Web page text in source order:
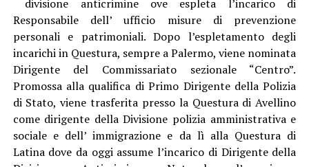
divisione anticrimine ove espleta l’incarico di
Responsabile dell’ ufficio misure di prevenzione
personali e patrimoniali. Dopo l’espletamento degli
incarichi in Questura, sempre a Palermo, viene nominata
Dirigente del Commissariato sezionale “Centro”.
Promossa alla qualifica di Primo Dirigente della Polizia
di Stato, viene trasferita presso la Questura di Avellino
come dirigente della Divisione polizia amministrativa e
sociale e dell’ immigrazione e da lì alla Questura di
Latina dove da oggi assume l’incarico di Dirigente della